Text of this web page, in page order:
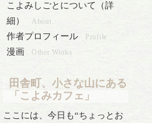
こよみしごとについて（詳
細）
About
作者プロフィール Profile
漫画 Other Works
田舎町、小さな山にある
「こよみカフェ」
ここには、今日も“ちょっとお